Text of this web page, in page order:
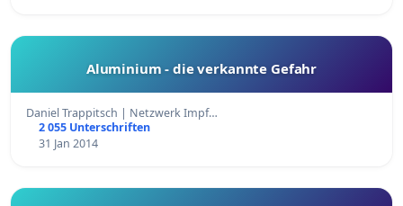
Aluminium - die verkannte Gefahr
Daniel Trappitsch | Netzwerk Impf…
2 055 Unterschriften
31 Jan 2014